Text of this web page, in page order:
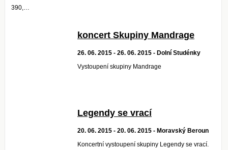
390,…
koncert Skupiny Mandrage
26. 06. 2015 - 26. 06. 2015 - Dolní Studénky
Vystoupení skupiny Mandrage
Legendy se vrací
20. 06. 2015 - 20. 06. 2015 - Moravský Beroun
Koncertní vystoupení skupiny Legendy se vrací.